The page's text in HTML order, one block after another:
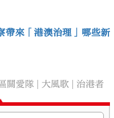
帶來「港澳治理」哪些新
關愛隊 大風歌 治港者